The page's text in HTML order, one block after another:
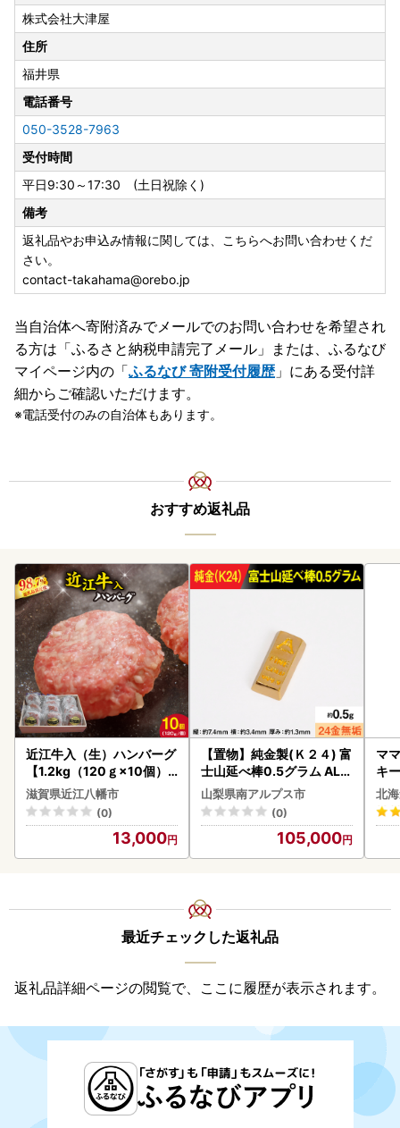
株式会社大津屋
住所
福井県
電話番号
050-3528-7963
受付時間
平日9:30～17:30 (土日祝除く)
備考
返礼品やお申込み情報に関しては、こちらへお問い合わせくだ
さい。
contact-takahama@orebo.jp
当自治体へ寄附済みでメールでのお問い合わせを希望され
る方は「ふるさと納税申請完了メール」 または、ふるなび
マイページ内の「ふるなび 寄附受付履歴」にある受付詳
細からご確認いただけます。
電話受付のみの自治体もあります。
おすすめ返礼品
近江牛入（生）ハンバーグ
【1.2kg（120ｇ×10個）
】【AG09W】
滋賀県近江八幡市
(0)
13,000
【置物】純金製(Ｋ２４) 富
士山延べ棒0.5グラム ALP
BK181
山梨県南アルプス市
(0)
105,000
マ
キ
ズ
0
北
最近チェックした返礼品
返礼品詳細ページの閲覧で、ここに履歴が表示されます。